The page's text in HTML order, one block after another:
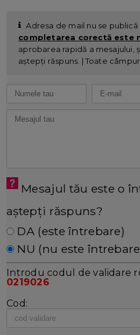
Adresa de mail nu se publică
completarea corectă este
aprobarea rapidă a mesajului,
aștepți răspuns. | Toate
Mesajul tău este o
aștepți răspuns?
DA (este întrebare)
NU (nu este
Introdu codul de validare
0219026
Cod: